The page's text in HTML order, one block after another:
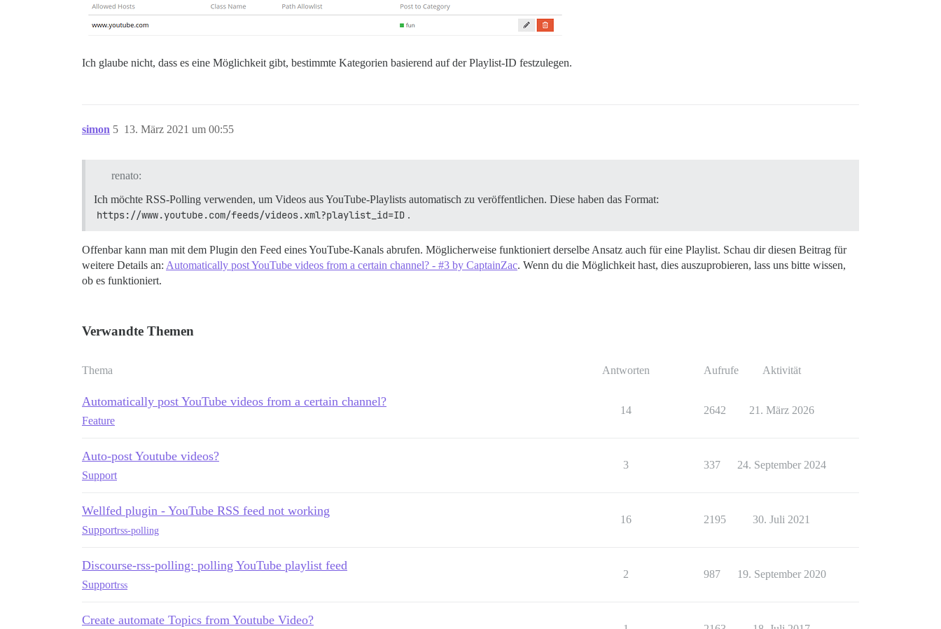
Ich glaube nicht, dass es eine Möglichkeit gibt, bestimmte Kategorien basierend auf der Playlist-ID festzulegen.
simon 13. März 2021 um 00:55
5
renato:
Ich möchte RSS-Polling verwenden, um Videos aus YouTube-Playlists automatisch zu veröffentlichen. Diese haben das Format:
https://www.youtube.com/feeds/videos.xml?playlist_id=ID .
Offenbar kann man mit dem Plugin den Feed eines YouTube-Kanals abrufen. Möglicherweise funktioniert derselbe Ansatz auch für eine Playlist. Schau dir diesen Beitrag für
weitere Details an: Automatically post YouTube videos from a certain channel? - #3 by CaptainZac. Wenn du die Möglichkeit hast, dies auszuprobieren, lass uns bitte wissen,
ob es funktioniert.
Verwandte Themen
Thema Antworten Aufrufe Aktivität
Automatically post YouTube videos from a certain channel?
Feature
14 2642 21. März 2026
Auto-post Youtube videos?
Support
3 337 24. September 2024
Wellfed plugin - YouTube RSS feed not working
Supportrss-polling
16 2195 30. Juli 2021
Discourse-rss-polling: polling YouTube playlist feed
Supportrss
2 987 19. September 2020
Create automate Topics from Youtube Video?